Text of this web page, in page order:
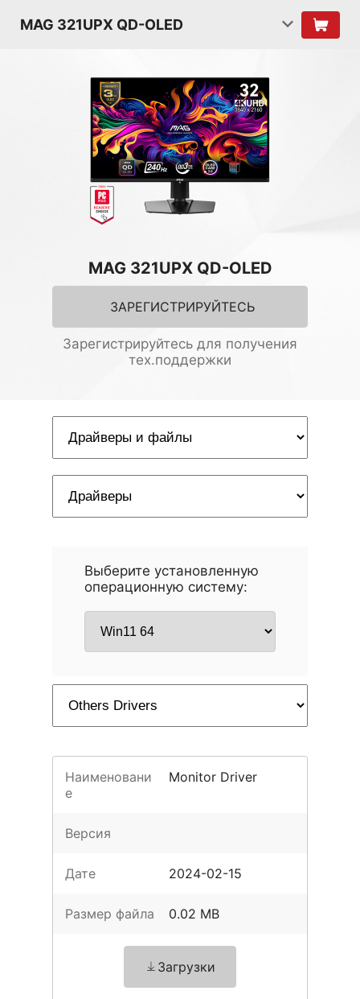
MAG 321UPX QD-OLED
MAG 321UPX QD-OLED
ЗАРЕГИСТРИРУЙТЕСЬ
Зарегистрируйтесь для получения
тех.поддержки
Выберите установленную
операционную систему:
Наименовани
е
Monitor Driver
Версия
Дате 2024-02-15
Размер файла 0.02 MB
Загрузки